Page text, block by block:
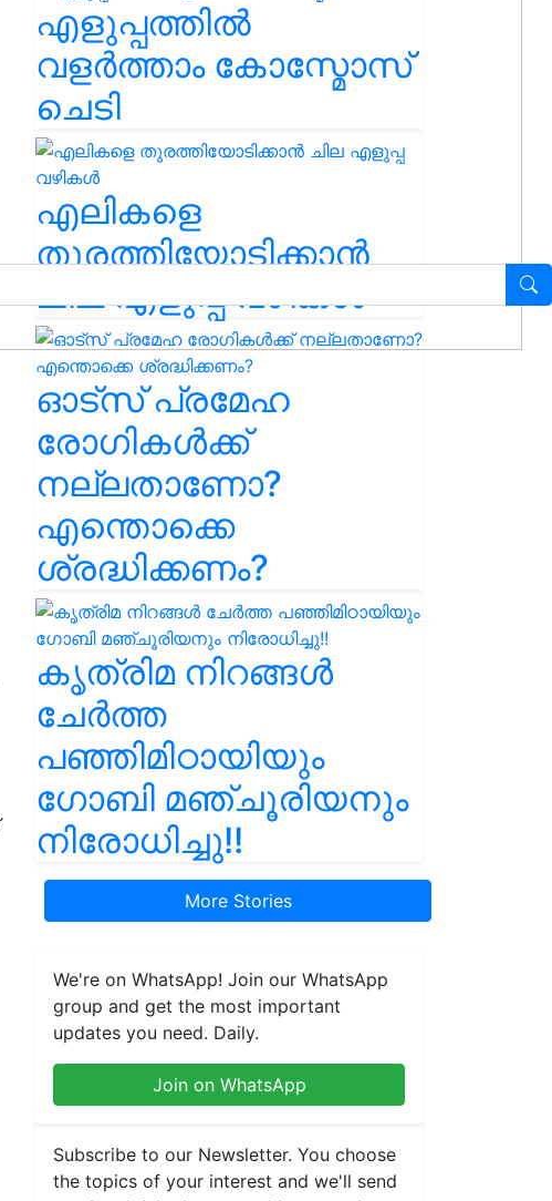
എളുപ്പത്തിൽ
വളർത്താം കോസ്മോസ്
ചെടി
എലികളെ
തുരത്തിയോടിക്കാൻ
ചില എളുപ്പ വഴികൾ
ഓട്സ് പ്രമേഹ
രോഗികൾക്ക്
നല്ലതാണോ?
എന്തൊക്കെ
ശ്രദ്ധിക്കണം?
കൃത്രിമ നിറങ്ങൾ
ചേർത്ത
പഞ്ഞിമിഠായിയും
ഗോബി മഞ്ചൂരിയനും
നിരോധിച്ചു!!
More Stories
We're on WhatsApp! Join our WhatsApp
group and get the most important
updates you need. Daily.
Join on WhatsApp
Subscribe to our Newsletter. You choose
the topics of your interest and we'll send